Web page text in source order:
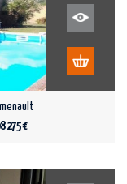
275 €